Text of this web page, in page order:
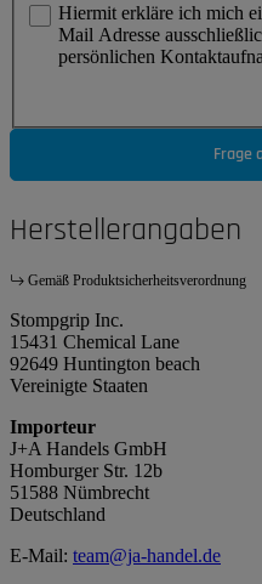
Hiermit erkläre ich mich
Mail Adresse
persönlichen
Frage
Herstellerangaben
Gemäß Produktsicherheitsverordnung
Stompgrip Inc.
15431 Chemical Lane
92649 Huntington beach
Vereinigte Staaten
Importeur
J+A Handels GmbH
Homburger Str. 12b
51588 Nümbrecht
Deutschland
E-Mail: team@ja-handel.de